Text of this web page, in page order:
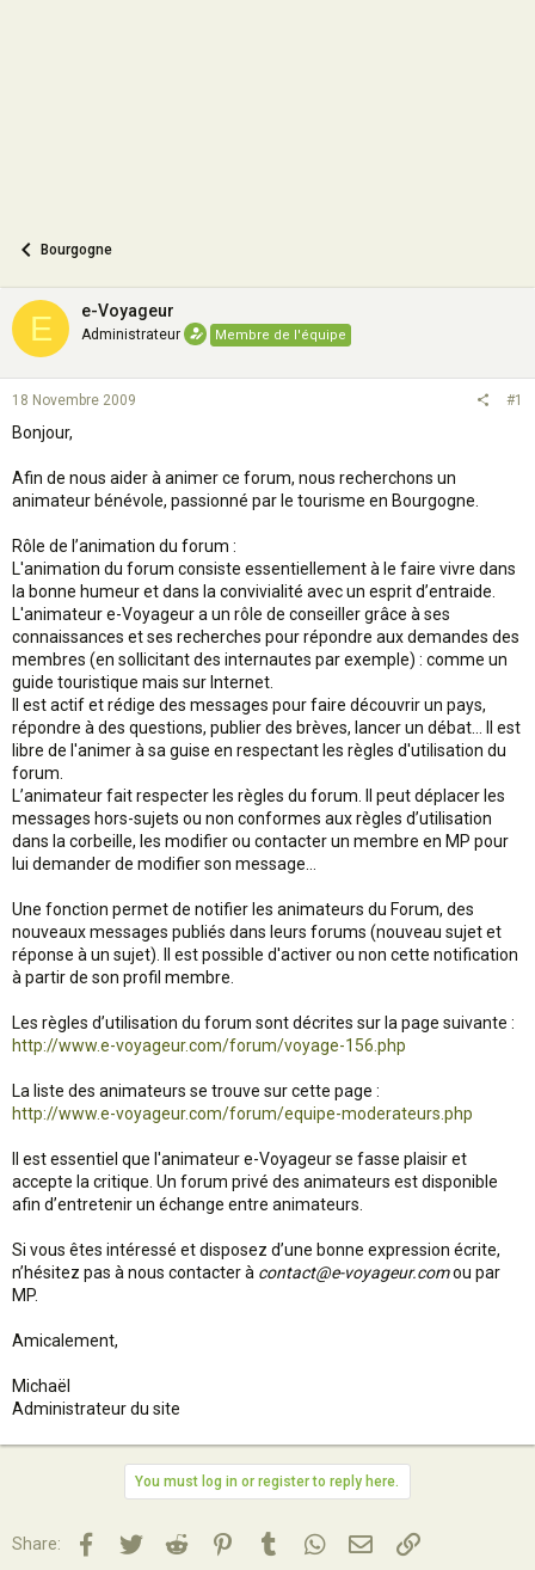
Bourgogne
E e-Voyageur
Administrateur Membre de l'équipe
18 Novembre 2009 #1
Bonjour,
Afin de nous aider à animer ce forum, nous recherchons un
animateur bénévole, passionné par le tourisme en Bourgogne.
Rôle de l’animation du forum :
L'animation du forum consiste essentiellement à le faire vivre dans
la bonne humeur et dans la convivialité avec un esprit d’entraide.
L'animateur e-Voyageur a un rôle de conseiller grâce à ses
connaissances et ses recherches pour répondre aux demandes des
membres (en sollicitant des internautes par exemple) : comme un
guide touristique mais sur Internet.
Il est actif et rédige des messages pour faire découvrir un pays,
répondre à des questions, publier des brèves, lancer un débat... Il est
libre de l'animer à sa guise en respectant les règles d'utilisation du
forum.
L’animateur fait respecter les règles du forum. Il peut déplacer les
messages hors-sujets ou non conformes aux règles d’utilisation
dans la corbeille, les modifier ou contacter un membre en MP pour
lui demander de modifier son message...
Une fonction permet de notifier les animateurs du Forum, des
nouveaux messages publiés dans leurs forums (nouveau sujet et
réponse à un sujet). Il est possible d'activer ou non cette notification
à partir de son profil membre.
Les règles d’utilisation du forum sont décrites sur la page suivante :
http://www.e-voyageur.com/forum/voyage-156.php
La liste des animateurs se trouve sur cette page :
http://www.e-voyageur.com/forum/equipe-moderateurs.php
Il est essentiel que l'animateur e-Voyageur se fasse plaisir et
accepte la critique. Un forum privé des animateurs est disponible
afin d’entretenir un échange entre animateurs.
Si vous êtes intéressé et disposez d’une bonne expression écrite,
n’hésitez pas à nous contacter à contact@e-voyageur.comou par
MP.
Amicalement,
Michaël
Administrateur du site
You must log in or register to reply here.
Share: Facebook
TwitterReddit PinterestTumblrWhatsApp
Email Lien